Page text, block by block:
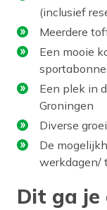
(inclusief
Meerdere
Een mooie
Een plek in
Groningen
Diverse
De
werkdagen/
Dit ga je